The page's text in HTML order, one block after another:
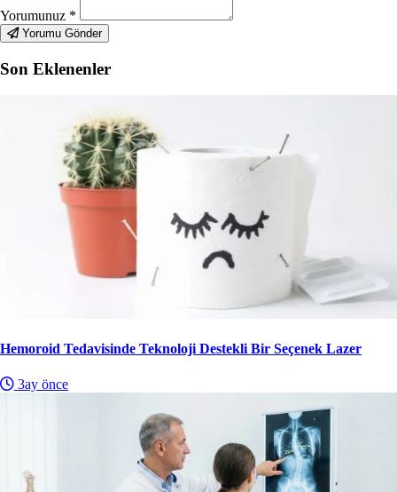
Yorumunuz *
Yorumu Gönder
Son Eklenenler
Hemoroid Tedavisinde Teknoloji Destekli Bir Seçenek Lazer
3ay önce